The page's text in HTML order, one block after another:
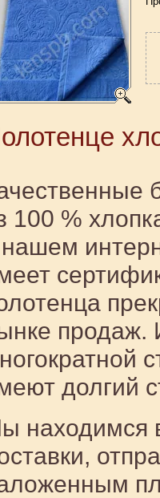
100 %
продаж.
долгий
находимся